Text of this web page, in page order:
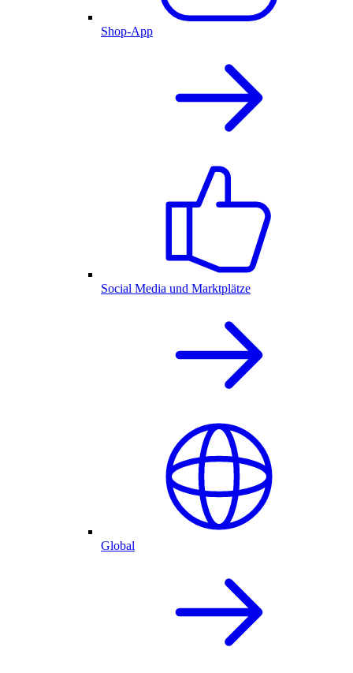
Shop-App
Social Media und Marktplätze
Global